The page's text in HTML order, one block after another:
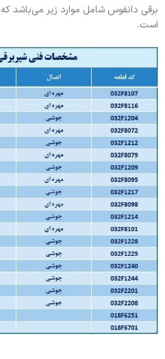
برقی دانفوس شامل موارد زیر
است.